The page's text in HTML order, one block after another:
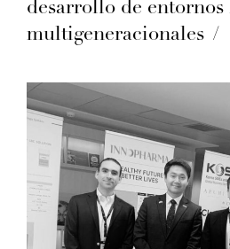
desarrollo de entornos
multigeneracionales